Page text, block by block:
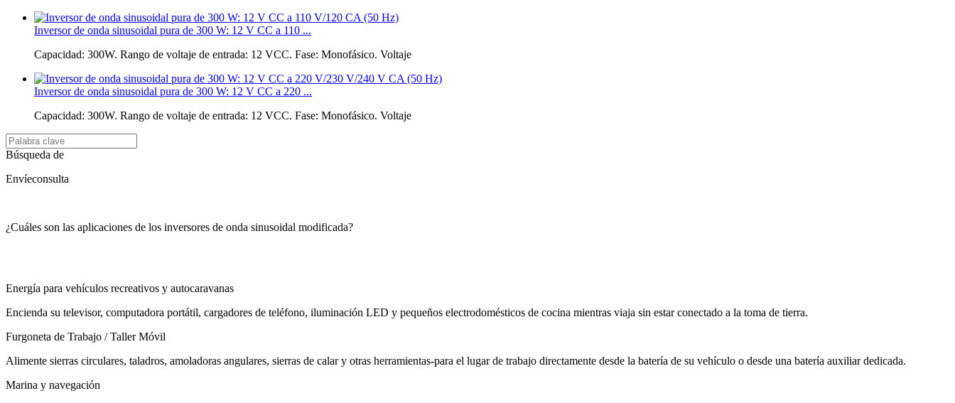
Inversor de onda sinusoidal pura de 300 W: 12 V CC a 110 ...
Capacidad: 300W. Rango de voltaje de entrada: 12 VCC. Fase: Monofásico. Voltaje
Inversor de onda sinusoidal pura de 300 W: 12 V CC a 220 ...
Capacidad: 300W. Rango de voltaje de entrada: 12 VCC. Fase: Monofásico. Voltaje
Búsqueda de
Envíeconsulta
¿Cuáles son las aplicaciones de los inversores de onda sinusoidal modificada?
Energía para vehículos recreativos y autocaravanas
Encienda su televisor, computadora portátil, cargadores de teléfono, iluminación LED y pequeños electrodomésticos de cocina mientras viaja sin estar conectado a la toma de tierra.
Furgoneta de Trabajo / Taller Móvil
Alimente sierras circulares, taladros, amoladoras angulares, sierras de calar y otras herramientas-para el lugar de trabajo directamente desde la batería de su vehículo o desde una batería auxiliar dedicada.
Marina y navegación